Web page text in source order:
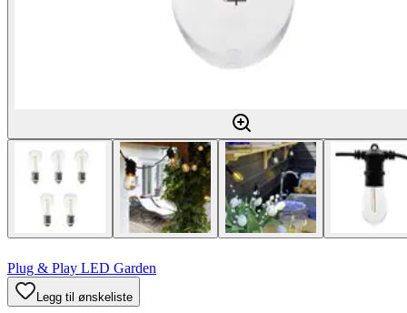
Plug & Play LED Garden
Legg til ønskeliste